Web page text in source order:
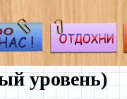
уровень)